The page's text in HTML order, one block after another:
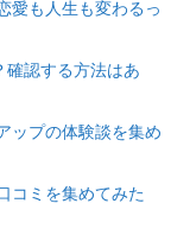
愛も人生も変わるっ
確認する方法はあ
ップの体験談を集め
コミを集めてみた